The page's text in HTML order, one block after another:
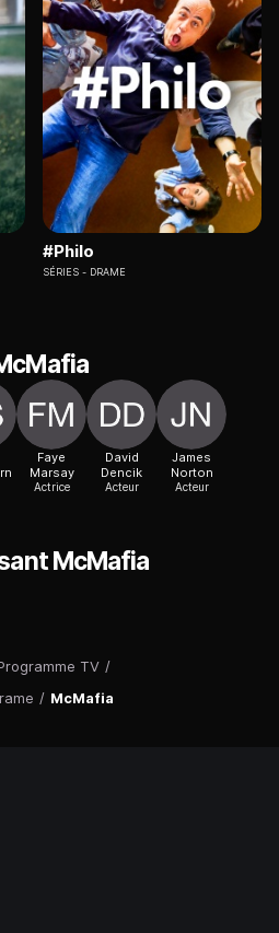
TV /
/ McMafia
#Philo
SÉRIES DRAME
Faye
Marsay
Actrice
David
Dencik
Acteur
James
Norton
Acteur
McMafia